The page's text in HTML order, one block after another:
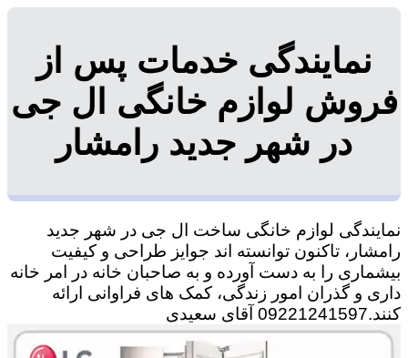
نمایندگی خدمات پس از
فروش لوازم خانگی ال جی
در شهر جدید رامشار
نمایندگی لوازم خانگی ساخت ال جی در شهر جدید
رامشار، تاکنون توانسته اند جوایز طراحی و کیفیت
بیشماری را به دست آورده و به صاحبان خانه در امر خانه
داری و گذران امور زندگی، کمک های فراوانی ارائه
کنند.09221241597 آقای سعیدی